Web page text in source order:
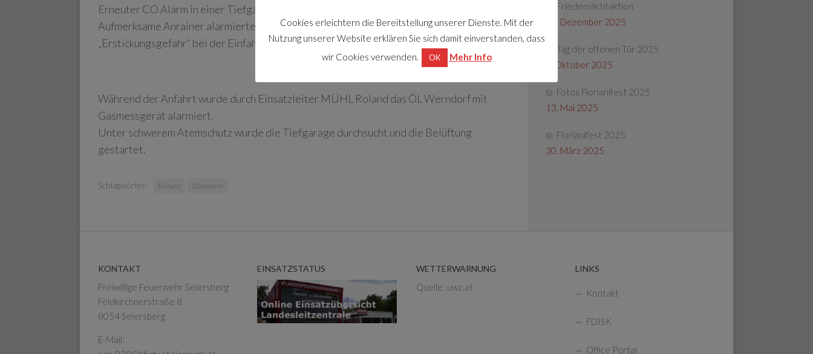
Erneuter CO Alarm in einer Tiefgarage am Anger.
Aufmerksame Anrainer alarmierten die Feuerwehr als sie den Warnhinweis
„Erstickungsgefahr“ bei der Einfahrt der Tiefgarage sahen.
Während der Anfahrt wurde durch Einsatzleiter MÜHL Roland das ÖL Werndorf mit
Gasmessgerät alarmiert.
Unter schwerem Atemschutz wurde die Tiefgarage durchsucht und die Belüftung
gestartet.
Schlagwörter: Einsatz Gasalarm
Friedenslichtaktion
22. Dezember 2025
Tag der offenen Tür 2025
4. Oktober 2025
Fotos Florianifest 2025
13. Mai 2025
Florianifest 2025
30. März 2025
KONTAKT
Freiwillige Feuerwehr Seiersberg
Feldkirchnerstraße 8
8054 Seiersberg
E-Mail:
EINSATZSTATUS WETTERWARNUNG
Quelle: uwz.at
LINKS
Kontakt
FDISK
Office Portal
Cookies erleichtern die Bereitstellung unserer Dienste. Mit der
Nutzung unserer Website erklären Sie sich damit einverstanden, dass
wir Cookies verwenden.
OK Mehr Info